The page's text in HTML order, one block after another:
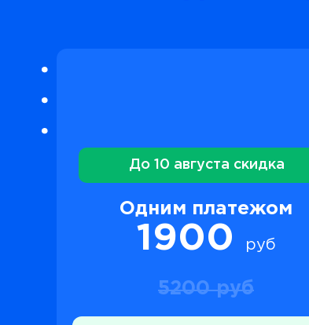
До 10 августа скидка
Одним платежом
1900 руб
5200 руб